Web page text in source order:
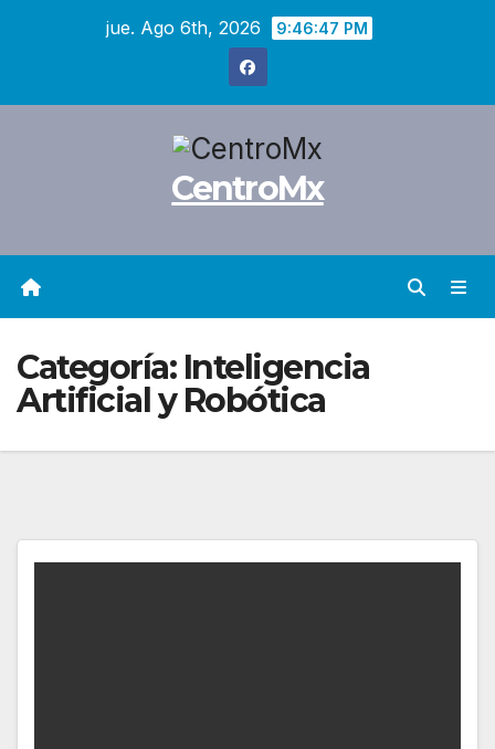
jue. Ago 6th, 2026 9:46:48 PM
CentroMx
Categoría: Inteligencia
Artificial y Robótica